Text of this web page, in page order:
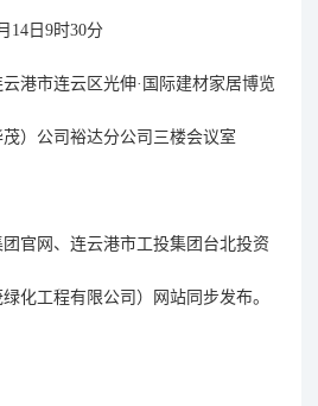
14 日 9时30分
港市连云区光伸·国际建材家居博览
）公司裕达分公司三楼会议室
官网、 连云港市工投集团台北投资
化工程有限公司 ） 网站同步发布。